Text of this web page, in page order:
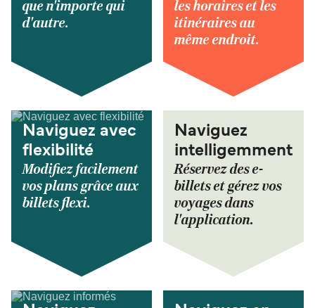
que n'importe qui
d'autre.
les horaires et les
itinéraires au
même endroit.
Naviguez avec
flexibilité
Modifiez facilement
vos plans grâce aux
billets flexi.
Naviguez
intelligemment
Réservez des e-
billets et gérez vos
voyages dans
l'application.